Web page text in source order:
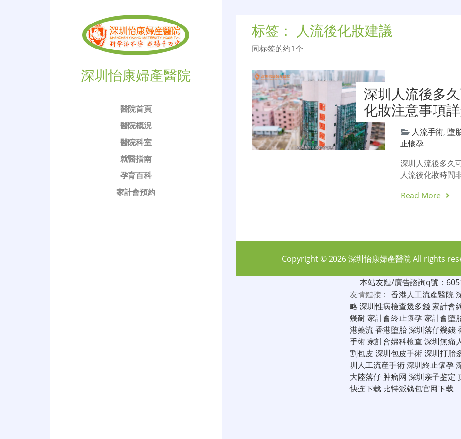
深圳怡康婦產醫院
醫院首頁
醫院概況
醫院科室
就醫指南
孕育百科
家計會預約
标签： 人流後化妝建議
同标签的约1个
深圳人流後多
化妝注意事項
人流手術,墮
止懷孕
深圳人流後多久
人流後化妝時
Read More
Copyright © 2026深圳怡康婦產醫院All rights
本站友鏈/廣告諮詢q號：
友情鏈接： 香港人工流產醫院
略 深圳性病檢查幾多錢家計會
幾耐家計會終止懷孕家計會堕
港藥流香港堕胎深圳落仔幾錢
手術家計會婦科檢查 深圳無痛
割包皮 深圳包皮手術深圳打胎
圳人工流産手術深圳終止懷孕
大陸落仔 肿瘤网 深圳亲子鉴定
快连下载 比特派钱包官网下载